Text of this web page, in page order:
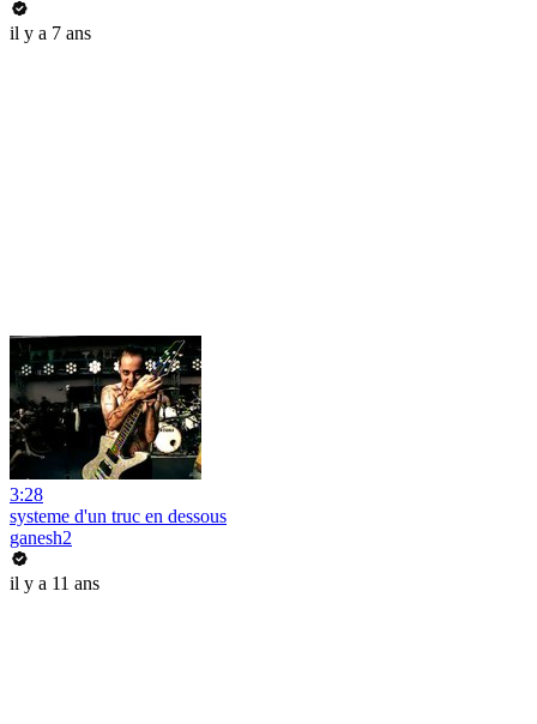
il y a 7 ans
3:28
systeme d'un truc en dessous
ganesh2
il y a 11 ans